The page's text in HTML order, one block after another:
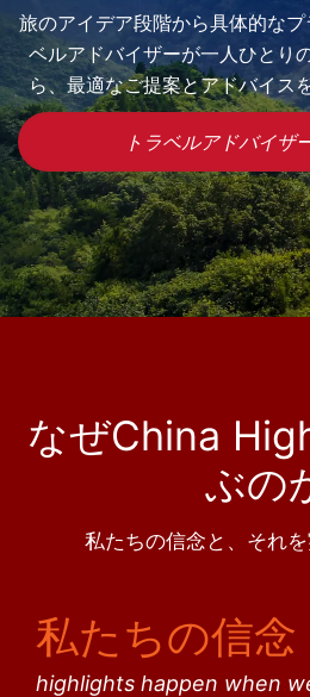
旅のアイデア段階から具体的な
ベルアドバイザーが一人ひとり
ら、最適なご提案とアドバイス
トラベルアドバイザ
なぜChina
ぶの
私たちの信念と、それを
私たちの信念
highlights happen when